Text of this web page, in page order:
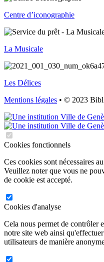
Centre d’iconographie
La Musicale
Les Délices
Mentions légales • © 2023
Cookies fonctionnels
Ces cookies sont nécessaires
Veuillez noter que vous ne
de cookie est accepté.
Cookies d'analyse
Cela nous permet de contrôler
notre site web ainsi
utilisateurs de manière